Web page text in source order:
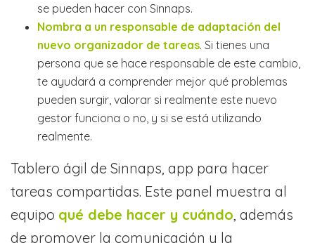
se pueden hacer con Sinnaps.
Nombra a un responsable de adaptación del
nuevo organizador de tareas. Si tienes una
persona que se hace responsable de este cambio,
te ayudará a comprender mejor qué problemas
pueden surgir, valorar si realmente este nuevo
gestor funciona o no, y si se está utilizando
realmente.
Tablero ágil de Sinnaps, app para hacer
tareas compartidas. Este panel muestra al
equipo qué debe hacer y cuándo , además
de promover la comunicación y la